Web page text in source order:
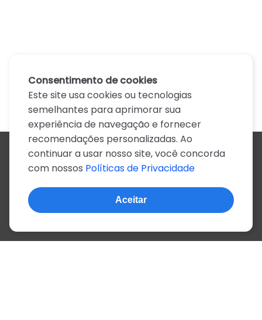
Todos os artistas
A
B C D E F G H I J
N
O P Q R S T U V W X
Z
0-9
© 2022, mais de 2 milhões de cifras e letras
Consentimento de cookies
Este site usa cookies ou tecnologias
semelhantes para aprimorar sua
experiência de navegação e fornecer
recomendações personalizadas. Ao
continuar a usar nosso site, você concorda
com nossos Políticas de Privacidade
Aceitar